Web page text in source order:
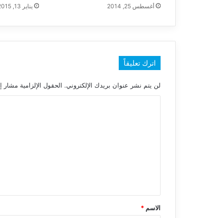
أغسطس 25, 2014 يناير 13, 2015
اترك تعليقاً
لن يتم نشر عنوان بريدك الإلكتروني. الحقول الإلزامية مشار
*
الاسم *